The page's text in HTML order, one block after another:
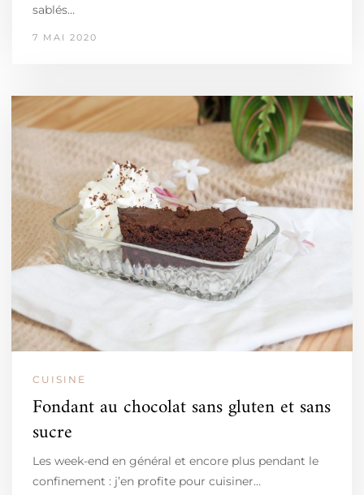
sablés…
7 MAI 2020
CUISINE
Fondant au chocolat sans gluten et sans
sucre
Les week-end en général et encore plus pendant le
confinement : j’en profite pour cuisiner…